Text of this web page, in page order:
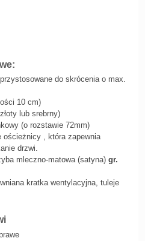
przystosowane do skrócenia o max.
10 cm)
lub srebrny)
(o rozstawie 72mm)
ościeżnicy , która zapewnia
drzwi.
mleczno-matowa (satyna) gr.
kratka wentylacyjna, tuleje